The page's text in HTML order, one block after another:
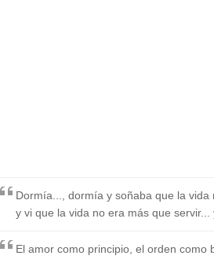
Dormía..., dormía y soñaba que la
y vi que la vida no era más que servir...
El amor como principio, el orden como